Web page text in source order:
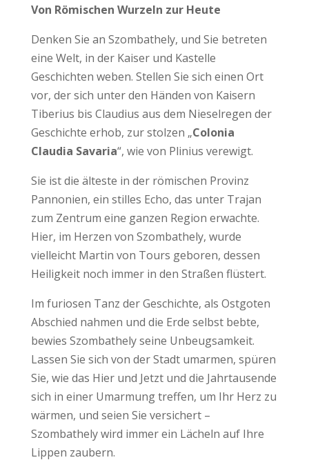
Von Römischen Wurzeln zur Heute
Denken Sie an Szombathely, und Sie betreten
eine Welt, in der Kaiser und Kastelle
Geschichten weben. Stellen Sie sich einen Ort
vor, der sich unter den Händen von Kaisern
Tiberius bis Claudius aus dem Nieselregen der
Geschichte erhob, zur stolzen „Colonia
Claudia Savaria“, wie von Plinius verewigt.
Sie ist die älteste in der römischen Provinz
Pannonien, ein stilles Echo, das unter Trajan
zum Zentrum eine ganzen Region erwachte.
Hier, im Herzen von Szombathely, wurde
vielleicht Martin von Tours geboren, dessen
Heiligkeit noch immer in den Straßen flüstert.
Im furiosen Tanz der Geschichte, als Ostgoten
Abschied nahmen und die Erde selbst bebte,
bewies Szombathely seine Unbeugsamkeit.
Lassen Sie sich von der Stadt umarmen, spüren
Sie, wie das Hier und Jetzt und die Jahrtausende
sich in einer Umarmung treffen, um Ihr Herz zu
wärmen, und seien Sie versichert –
Szombathely wird immer ein Lächeln auf Ihre
Lippen zaubern.